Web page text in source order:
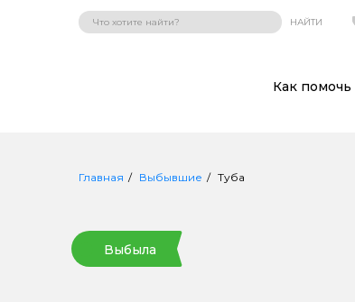
НАЙТИ
Как помочь
Главная Выбывшие Туба
Выбыла